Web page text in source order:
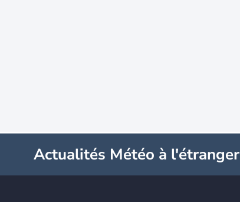
Actualités Météo à l'étranger